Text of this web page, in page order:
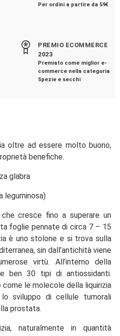
Per ordini a partire da 59€
PREMIO ECOMMERCE
2023
Premiato come miglior e-
commerce nella categoria
Spezie e secchi
oltre ad essere molto buono,
benefiche.
glabra
leguminosa)
cresce fino a superare un
foglie pennate di circa 7 – 15
è uno stolone e si trova sulla
sin dall’antichità viene
virtù. All’interno della
ben 30 tipi di antiossidanti.
le molecole della liquirizia
sviluppo di cellule tumorali
prostata.
naturalmente in quantità